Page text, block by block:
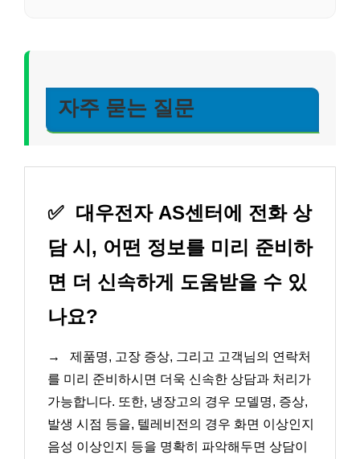
자주 묻는 질문
✅ 대우전자 AS센터에 전화 상
담 시, 어떤 정보를 미리 준비하
면 더 신속하게 도움받을 수 있
나요?
→
제품명, 고장 증상, 그리고 고객님의 연락처
를 미리 준비하시면 더욱 신속한 상담과 처리가
가능합니다. 또한, 냉장고의 경우 모델명, 증상,
발생 시점 등을, 텔레비전의 경우 화면 이상인지
음성 이상인지 등을 명확히 파악해두면 상담이